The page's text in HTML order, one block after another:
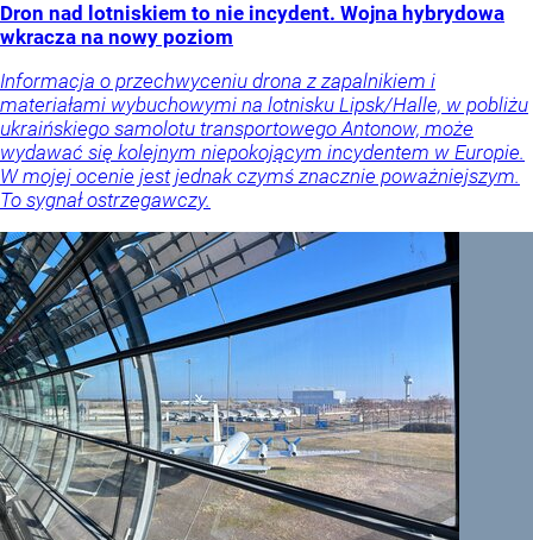
Dron nad lotniskiem to nie incydent. Wojna hybrydowa
wkracza na nowy poziom
Informacja o przechwyceniu drona z zapalnikiem i
materiałami wybuchowymi na lotnisku Lipsk/Halle, w pobliżu
ukraińskiego samolotu transportowego Antonow, może
wydawać się kolejnym niepokojącym incydentem w Europie.
W mojej ocenie jest jednak czymś znacznie poważniejszym.
To sygnał ostrzegawczy.